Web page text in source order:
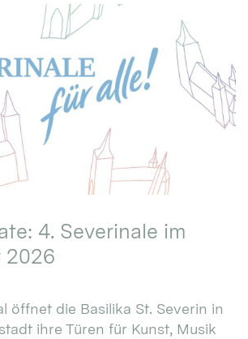
4. Severinale im
2026
öffnet die Basilika St. Severin in
ihre Türen für Kunst, Musik